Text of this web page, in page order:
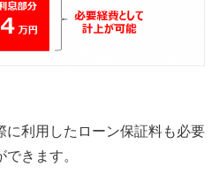
に利用したローン保証料も必要
きます。